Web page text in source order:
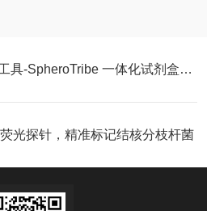
3D细胞培养工具-SpheroTribe 一体化试剂盒轻松搭建3D类器官模型
光探针，精准标记结核分枝杆菌